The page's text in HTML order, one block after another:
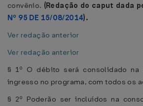
convênio. (Redação do caput dada
Nº 95 DE 15/08/2014).
Ver redação anterior
Ver redação anterior
§ 1º O débito será consolidado
ingresso no programa, com todos os
§ 2º Poderão ser incluídos na